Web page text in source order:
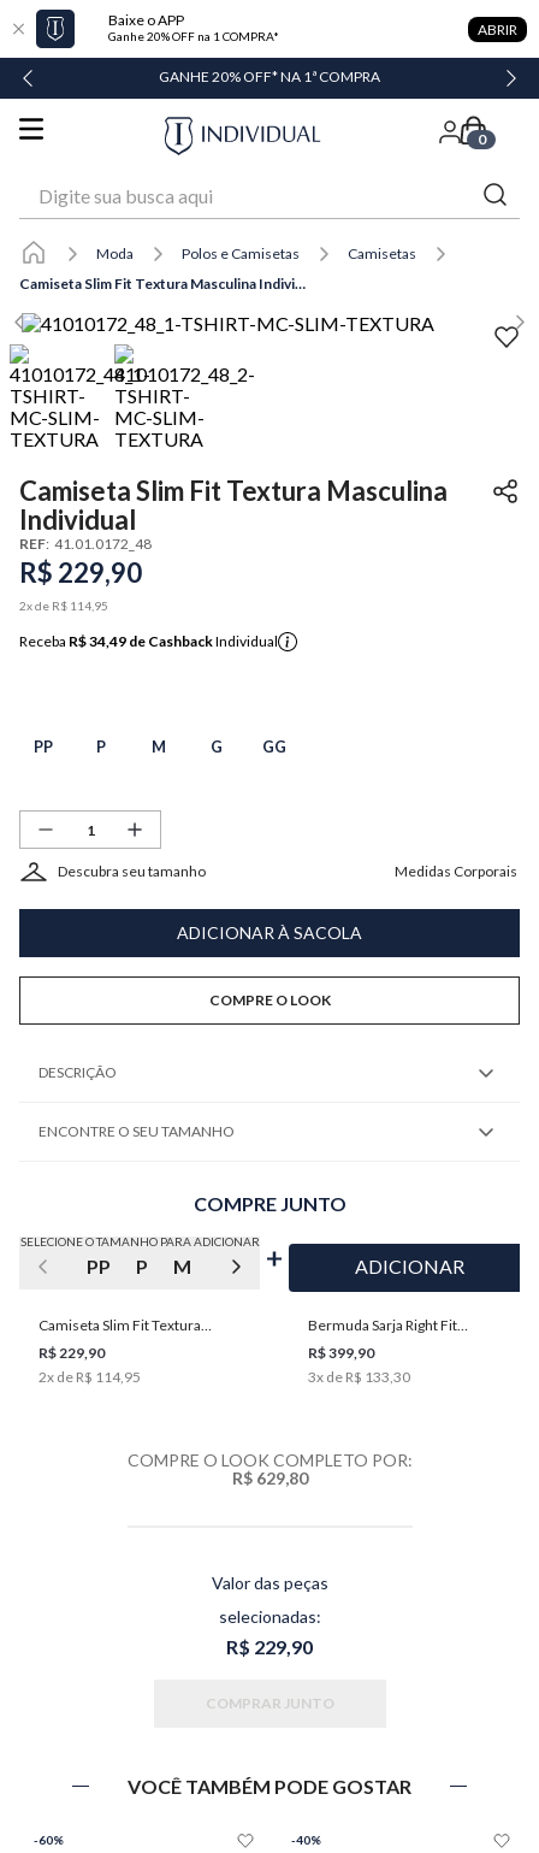
Baixe o APP
Ganhe 20% OFF na 1 COMPRA* ABRIR
GANHE 20% OFF* NA 1ª COMPRA
0
Moda Polos e Camisetas
Camisetas
Camiseta Slim Fit Textura Masculina Individual
Camiseta Slim Fit Textura Masculina
Individual
REF: 41.01.0172_48
R$ 229,90
2x de R$ 114 95
Receba R$ 34,49 de CashbackIndividual
PP P M G GG
Descubra seu tamanho Medidas Corporais
ADICIONAR À SACOLA
COMPRE O LOOK
DESCRIÇÃO
ENCONTRE O SEU TAMANHO
COMPRE JUNTO
SELECIONE O TAMANHO PARA ADICIONAR
PP P M GG
Camiseta Slim Fit Textura
Masculina Individual
R$ 229,90
2x de R$ 114,95
ADICIONAR
Bermuda Sarja Right Fit
Masculina Individual
R$ 399,90
3x de R$ 133,30
COMPRE O LOOK COMPLETO POR:
R$ 629,80
Valor das peças
selecionadas:
R$ 229,90
COMPRAR JUNTO
VOCÊ TAMBÉM PODE GOSTAR
-60% -40%